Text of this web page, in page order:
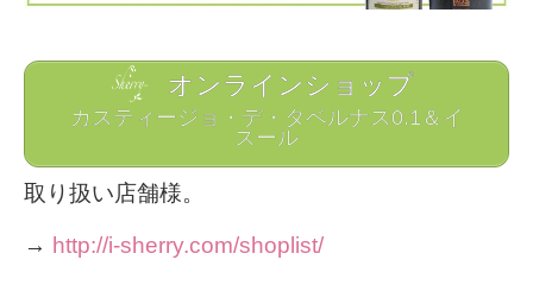
オンラインショップ
カスティージョ・デ・タベルナス0.1＆イ
スール
取り扱い店舗様。
→ http://i-sherry.com/shoplist/